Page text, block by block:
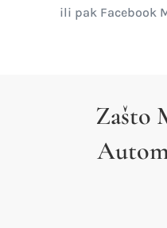
ili pak Facebook
Zašto